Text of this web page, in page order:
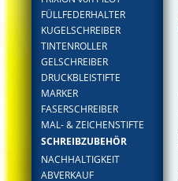
FÜLLFEDERHALTER
KUGELSCHREIBER
TINTENROLLER
GELSCHREIBER
DRUCKBLEISTIFTE
MARKER
FASERSCHREIBER
MAL- & ZEICHENSTIFTE
SCHREIBZUBEHÖR
NACHHALTIGKEIT
ABVERKAUF